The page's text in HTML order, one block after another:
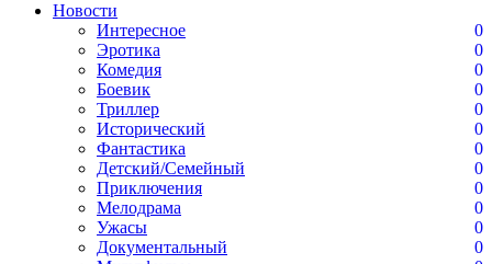
Новости
Интересное
0
Эротика
0
Комедия
0
Боевик
0
Триллер
0
Исторический
0
Фантастика
0
Детский/Семейный
0
Приключения
0
Мелодрама
0
Ужасы
0
Документальный
0